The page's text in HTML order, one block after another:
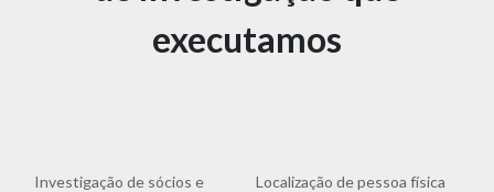
executamos
Investigação de sócios e
Localização de pessoa física